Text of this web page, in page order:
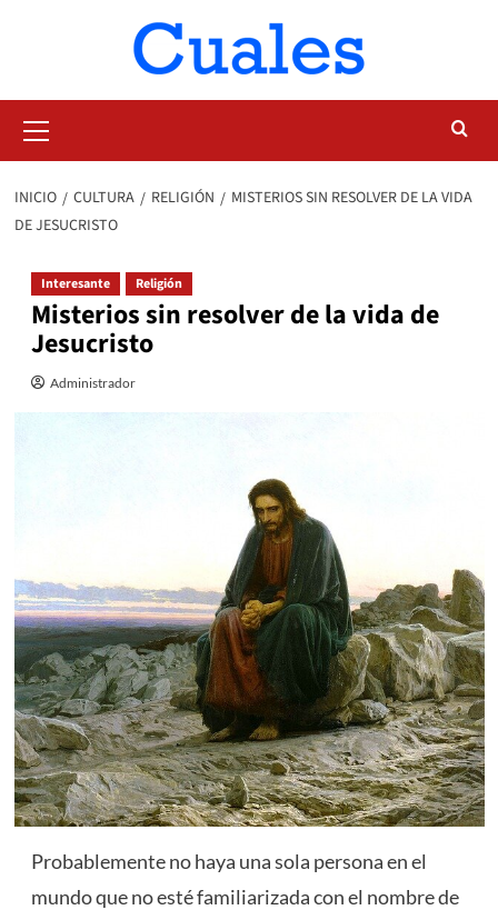
primario
INICIO CULTURA RELIGIÓN
MISTERIOS SIN RESOLVER DE LA VIDA
DE JESUCRISTO
Interesante Religión
Misterios sin resolver de la vida de
Jesucristo
Administrador
Probablemente no haya una sola persona en el
mundo que no esté familiarizada con el nombre de